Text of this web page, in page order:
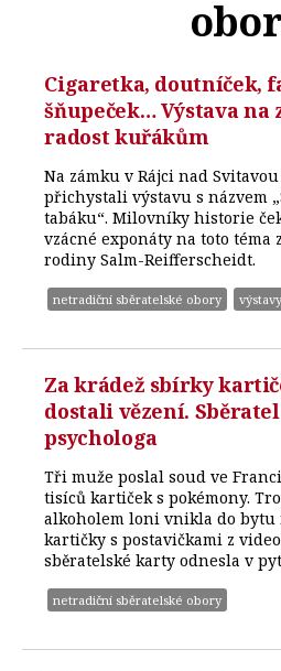
Cigaretka, doutníček,
šňupeček… Výstava na
radost kuřákům
Na zámku v Rájci nad
přichystali výstavu s názvem
tabáku“. Milovníky historie
vzácné exponáty na toto
rodiny Salm-Reifferscheidt.
netradiční sběratelské obory výstavy
Za krádež sbírky
dostali vězení.
psychologa
Tři muže poslal soud ve
tisíců kartiček s pokémony.
alkoholem loni vnikla do bytu
kartičky s postavičkami z
sběratelské karty odnesla v
netradiční sběratelské obory